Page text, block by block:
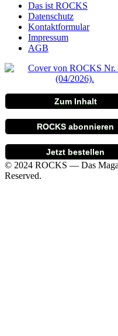
Das ist ROCKS
Datenschutz
Kontaktformular
Impressum
AGB
Zum Inhalt
ROCKS abonnieren
Jetzt bestellen
© 2024 ROCKS — Das
Reserved.